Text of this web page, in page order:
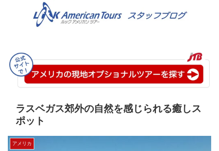
ラスベガス郊外の自然を感じられる癒しス
ポット
アメリカ